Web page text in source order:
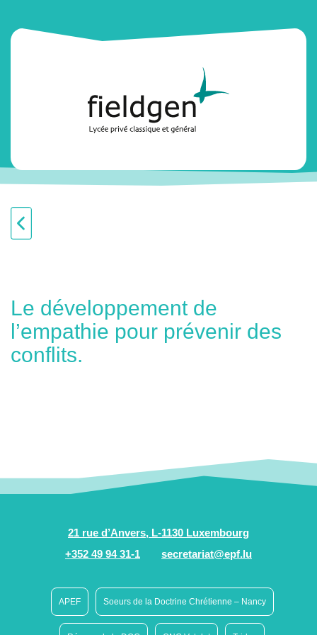
Le développement de
l’empathie pour prévenir des
conflits.
21 rue d’Anvers, L-1130 Luxembourg
+352 49 94 31-1
secretariat@epf.lu
APEF Soeurs de la Doctrine Chrétienne – Nancy